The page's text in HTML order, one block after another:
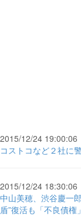
2015/12/24 19:00:06
コストコなど２社に
2015/12/24 18:30:06
中山美穂、渋谷慶一
盾”復活も「不良債